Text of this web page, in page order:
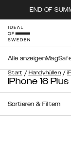
END OF
Start / Handyhüllen /
Alle anzeigen
iPhone 16
Sortieren & Filtern